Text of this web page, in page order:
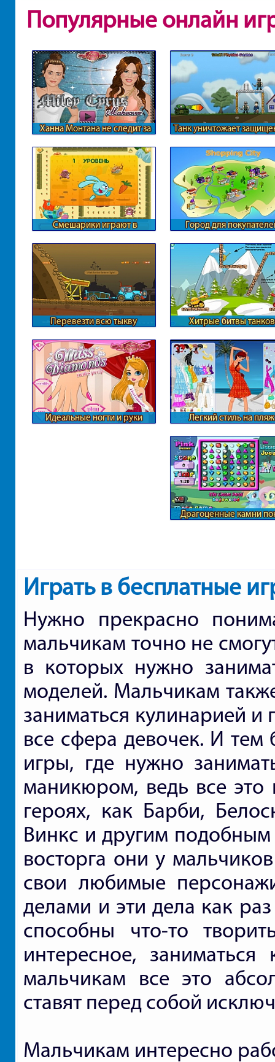
Популярные онлайн
Ханна Монтана не следит за
Танк уничтожает
Смешарики играют в
Город для
Перевезти всю тыкву Хитрые битвы танков
Идеальные ногти и руки Легкий стиль на пляж
Драгоценные камни
Играть в бесплатные
Нужно прекрасно
мальчикам точно не
в которых нужно
моделей. Мальчикам
заниматься кулинарией и
все сфера девочек. И тем
игры, где нужно
маникюром, ведь все это
героях, как Барби,
Винкс и другим подобным
восторга они у
свои любимые
делами и эти дела как
способны что-то
интересное,
мальчикам все это
ставят перед собой
Мальчикам интересно